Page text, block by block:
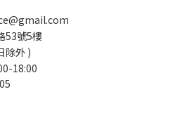
53號5樓
除外 )
18:00